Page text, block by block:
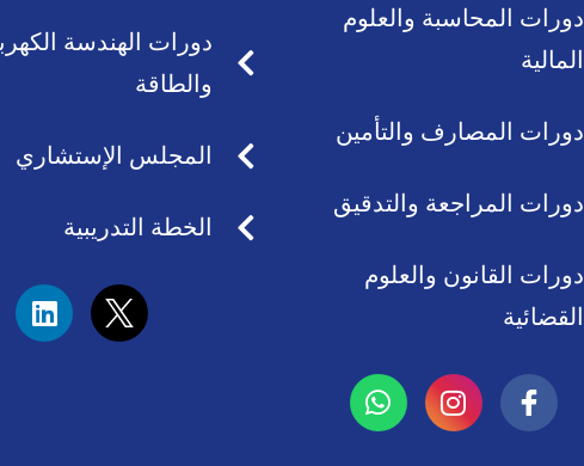
دورات المحاسبة والعلوم
المالية
دورات المصارف والتأمين
دورات المراجعة والتدقيق
دورات القانون والعلوم
القضائية
I
n
s
W
h
a
دورات الهندسة
والطاقة
المجلس الإستشاري
الخطة التدريبية
L
i
n